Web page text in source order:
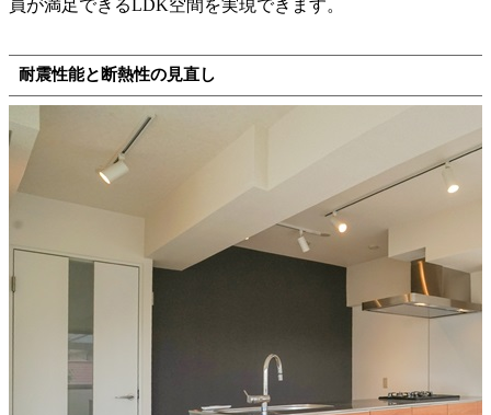
員が満足できるLDK空間を実現できます。
耐震性能と断熱性の見直し